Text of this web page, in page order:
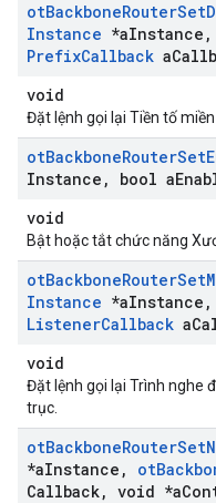
otBackboneRouterSet
Instance *aInstance ,
PrefixCallback a
void
Đặt lệnh gọi lại Tiền tố
otBackboneRouterSet
Instance , bool a
void
Bật hoặc tắt chức năng
otBackboneRouterSet
Instance *aInstance ,
ListenerCallback a
void
Đặt lệnh gọi lại Trình nghe
trục.
otBackboneRouterSet
*aInstance , ot
Callback, void *a